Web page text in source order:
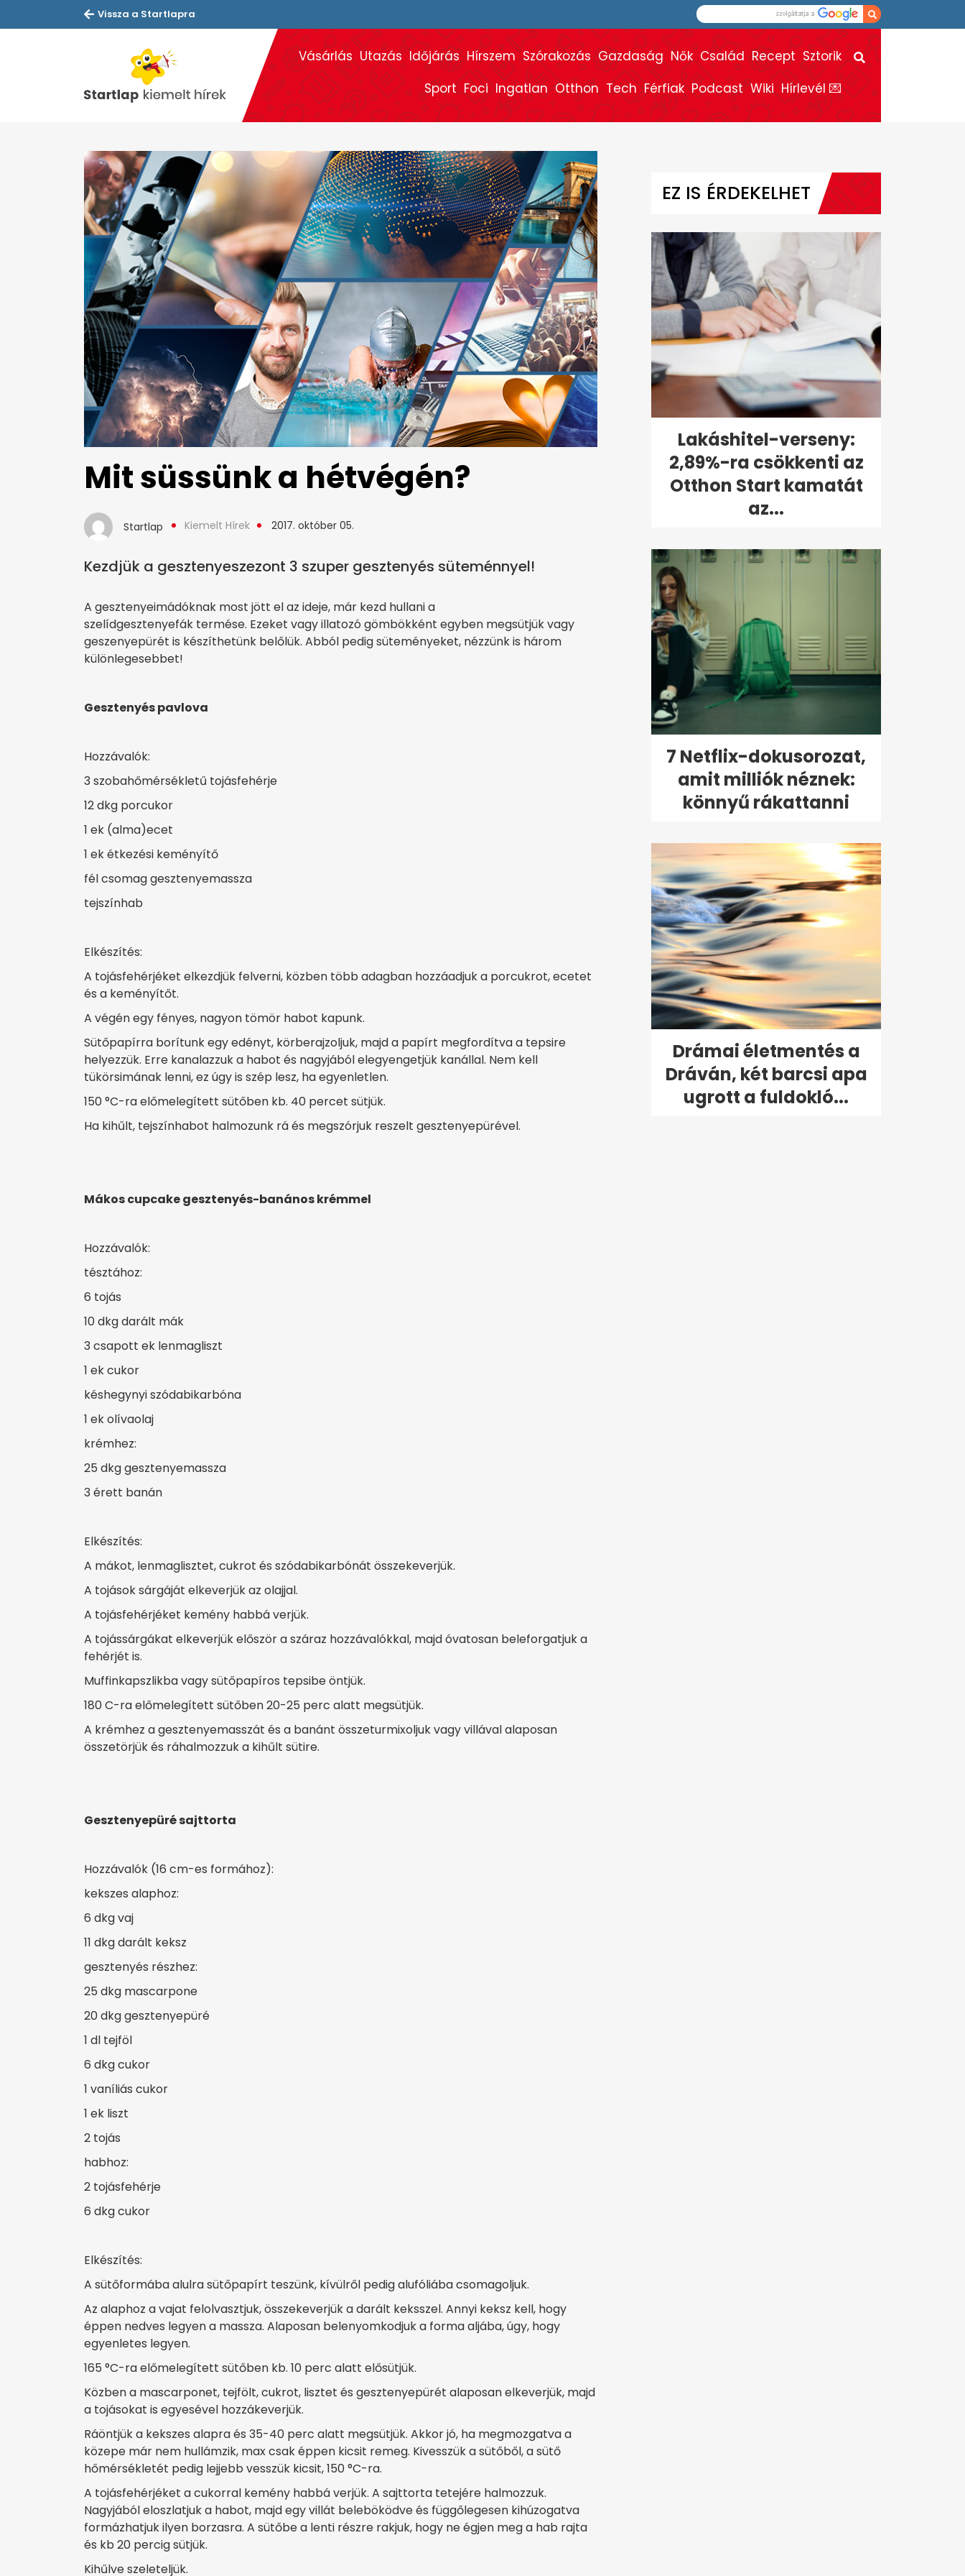
Vissza a Startlapra
Vásárlás Utazás Időjárás Hírszem Szórakozás Gazdaság Nők Család Recept Sztorik
Sport Foci Ingatlan Otthon Tech Férfiak Podcast Wiki Hírlevél 💌
Mit süssünk a hétvégén?
Startlap Kiemelt Hírek 2017. október 05.
Kezdjük a gesztenyeszezont 3 szuper gesztenyés süteménnyel!
A gesztenyeimádóknak most jött el az ideje, már kezd hullani a
szelídgesztenyefák termése. Ezeket vagy illatozó gömbökként egyben megsütjük vagy
geszenyepürét is készíthetünk belőlük. Abból pedig süteményeket, nézzünk is három
különlegesebbet!
Gesztenyés pavlova
Hozzávalók:
3 szobahőmérsékletű tojásfehérje
12 dkg porcukor
1 ek (alma)ecet
1 ek étkezési keményítő
fél csomag gesztenyemassza
tejszínhab
Elkészítés:
A tojásfehérjéket elkezdjük felverni, közben több adagban hozzáadjuk a porcukrot, ecetet
és a keményítőt.
A végén egy fényes, nagyon tömör habot kapunk.
Sütőpapírra borítunk egy edényt, körberajzoljuk, majd a papírt megfordítva a tepsire
helyezzük. Erre kanalazzuk a habot és nagyjából elegyengetjük kanállal. Nem kell
tükörsimának lenni, ez úgy is szép lesz, ha egyenletlen.
150 °C-ra előmelegített sütőben kb. 40 percet sütjük.
Ha kihűlt, tejszínhabot halmozunk rá és megszórjuk reszelt gesztenyepürével.
Mákos cupcake gesztenyés-banános krémmel
Hozzávalók:
tésztához:
6 tojás
10 dkg darált mák
3 csapott ek lenmagliszt
1 ek cukor
késhegynyi szódabikarbóna
1 ek olívaolaj
krémhez:
25 dkg gesztenyemassza
3 érett banán
Elkészítés:
A mákot, lenmaglisztet, cukrot és szódabikarbónát összekeverjük.
A tojások sárgáját elkeverjük az olajjal.
A tojásfehérjéket kemény habbá verjük.
A tojássárgákat elkeverjük először a száraz hozzávalókkal, majd óvatosan beleforgatjuk a
fehérjét is.
Muffinkapszlikba vagy sütőpapíros tepsibe öntjük.
180 C-ra előmelegített sütőben 20-25 perc alatt megsütjük.
A krémhez a gesztenyemasszát és a banánt összeturmixoljuk vagy villával alaposan
összetörjük és ráhalmozzuk a kihűlt sütire.
Gesztenyepüré sajttorta
Hozzávalók (16 cm-es formához):
kekszes alaphoz:
6 dkg vaj
11 dkg darált keksz
gesztenyés részhez:
25 dkg mascarpone
20 dkg gesztenyepüré
1 dl tejföl
6 dkg cukor
1 vaníliás cukor
1 ek liszt
2 tojás
habhoz:
2 tojásfehérje
6 dkg cukor
Elkészítés:
A sütőformába alulra sütőpapírt teszünk, kívülről pedig alufóliába csomagoljuk.
Az alaphoz a vajat felolvasztjuk, összekeverjük a darált keksszel. Annyi keksz kell, hogy
éppen nedves legyen a massza. Alaposan belenyomkodjuk a forma aljába, úgy, hogy
egyenletes legyen.
165 °C-ra előmelegített sütőben kb. 10 perc alatt elősütjük.
Közben a mascarponet, tejfölt, cukrot, lisztet és gesztenyepürét alaposan elkeverjük, majd
a tojásokat is egyesével hozzákeverjük.
Ráöntjük a kekszes alapra és 35-40 perc alatt megsütjük. Akkor jó, ha megmozgatva a
közepe már nem hullámzik, max csak éppen kicsit remeg. Kivesszük a sütőből, a sütő
hőmérsékletét pedig lejjebb vesszük kicsit, 150 °C-ra.
A tojásfehérjéket a cukorral kemény habbá verjük. A sajttorta tetejére halmozzuk.
Nagyjából eloszlatjuk a habot, majd egy villát beleböködve és függőlegesen kihúzogatva
formázhatjuk ilyen borzasra. A sütőbe a lenti részre rakjuk, hogy ne égjen meg a hab rajta
és kb 20 percig sütjük.
Kihűlve szeleteljük.
EZ IS ÉRDEKELHET
Lakáshitel-verseny:
2,89%-ra csökkenti az
Otthon Start kamatát
az...
7 Netflix-dokusorozat,
amit milliók néznek:
könnyű rákattanni
Drámai életmentés a
Dráván, két barcsi apa
ugrott a fuldokló...